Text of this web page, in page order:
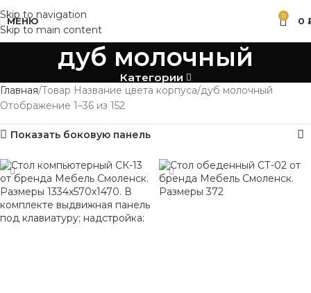
Skip to navigation
Skip to main content
МЕНЮ 0 0
дуб молочный
Категории
Главная Товар Название цвета корпуса дуб молочный
Отображение 1–36 из 152
Показать боковую панель